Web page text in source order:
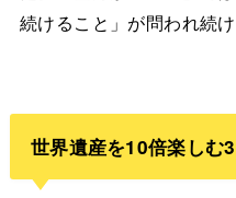
続けること」が問われ続け
世界遺産を10倍楽しむ